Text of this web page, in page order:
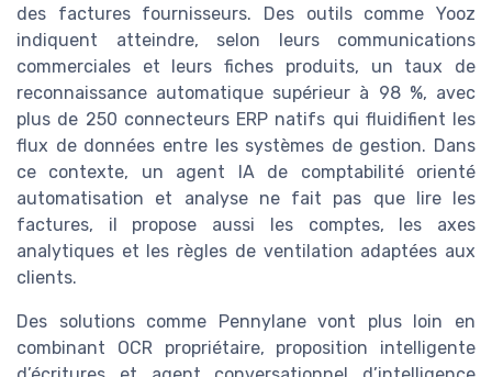
des factures fournisseurs. Des outils comme Yooz
indiquent atteindre, selon leurs communications
commerciales et leurs fiches produits, un taux de
reconnaissance automatique supérieur à 98 %, avec
plus de 250 connecteurs ERP natifs qui fluidifient les
flux de données entre les systèmes de gestion. Dans
ce contexte, un agent IA de comptabilité orienté
automatisation et analyse ne fait pas que lire les
factures, il propose aussi les comptes, les axes
analytiques et les règles de ventilation adaptées aux
clients.
Des solutions comme Pennylane vont plus loin en
combinant OCR propriétaire, proposition intelligente